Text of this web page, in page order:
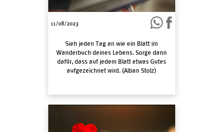
11/08/2023
Sieh jeden Tag an wie ein Blatt im
Wanderbuch deines Lebens. Sorge dann
dafür, dass auf jedem Blatt etwas Gutes
aufgezeichnet wird. (Alban Stolz)